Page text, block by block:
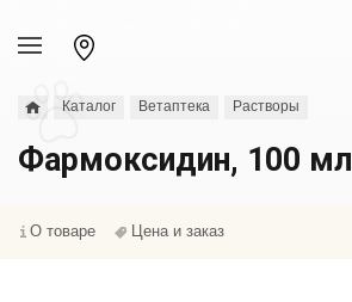
Каталог Ветаптека Растворы
Фармоксидин, 100 мл
О товаре Цена и заказ